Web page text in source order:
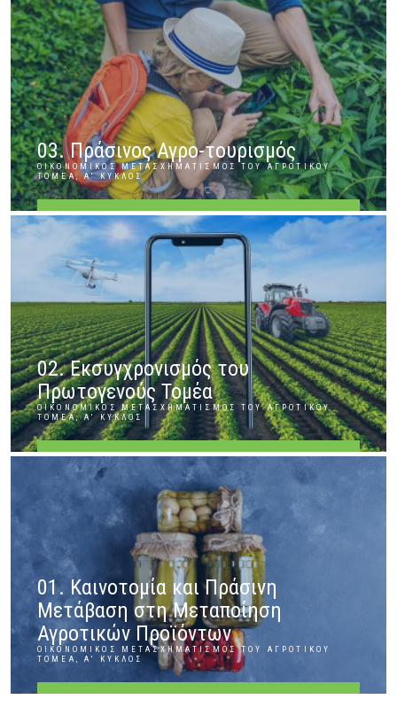
03. Πράσινος Αγρο-τουρισμός
ΟΙΚΟΝΟΜΙΚΌΣ ΜΕΤΑΣΧΗΜΑΤΙΣΜΌΣ ΤΟΥ ΑΓΡΟΤΙΚΟΎ
ΤΟΜΈΑ, Α' ΚΎΚΛΟΣ
ΠΕΡΙΣΣΌΤΕΡΑ
02. Εκσυγχρονισμός του
Πρωτογενούς Τομέα
ΟΙΚΟΝΟΜΙΚΌΣ ΜΕΤΑΣΧΗΜΑΤΙΣΜΌΣ ΤΟΥ ΑΓΡΟΤΙΚΟΎ
ΤΟΜΈΑ, Α' ΚΎΚΛΟΣ
ΠΕΡΙΣΣΌΤΕΡΑ
01. Καινοτομία και Πράσινη
Μετάβαση στη Μεταποίηση
Αγροτικών Προϊόντων
ΟΙΚΟΝΟΜΙΚΌΣ ΜΕΤΑΣΧΗΜΑΤΙΣΜΌΣ ΤΟΥ ΑΓΡΟΤΙΚΟΎ
ΤΟΜΈΑ, Α' ΚΎΚΛΟΣ